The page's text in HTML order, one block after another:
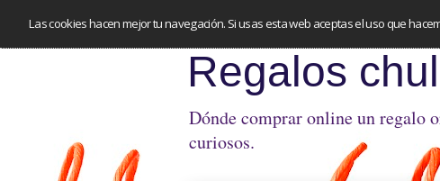
Las cookies hacen mejor tu navegación. Si usas esta web aceptas el uso que
Regalos
Dónde comprar online un regalo
curiosos.